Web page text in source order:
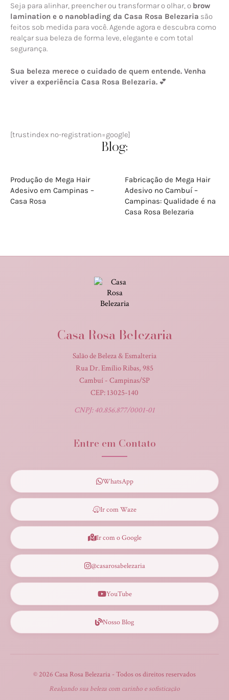
Seja para alinhar, preencher ou transformar o olhar, o brow
lamination e o nanoblading da Casa Rosa Belezaria são
feitos sob medida para você. Agende agora e descubra como
realçar sua beleza de forma leve, elegante e com total
segurança.
Sua beleza merece o cuidado de quem entende. Venha
viver a experiência Casa Rosa Belezaria. 💕
[trustindex no-registration=google]
Blog:
Produção de Mega Hair
Adesivo em Campinas –
Casa Rosa
Fabricação de Mega Hair
Adesivo no Cambuí –
Campinas: Qualidade é na
Casa Rosa Belezaria
Casa Rosa Belezaria
Salão de Beleza & Esmalteria
Rua Dr. Emílio Ribas, 985
Cambuí - Campinas/SP
CEP: 13025-140
CNPJ: 40.856.877/0001-01
Entre em Contato
WhatsApp
Ir com Waze
Ir com o Google
@casarosabelezaria
YouTube
Nosso Blog
© 2026 Casa Rosa Belezaria - Todos os direitos reservados
Realçando sua beleza com carinho e sofisticação